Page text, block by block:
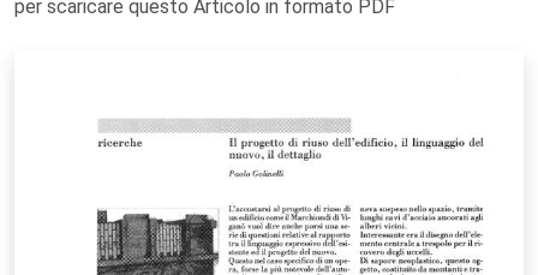
per scaricare questo Articolo in formato PDF